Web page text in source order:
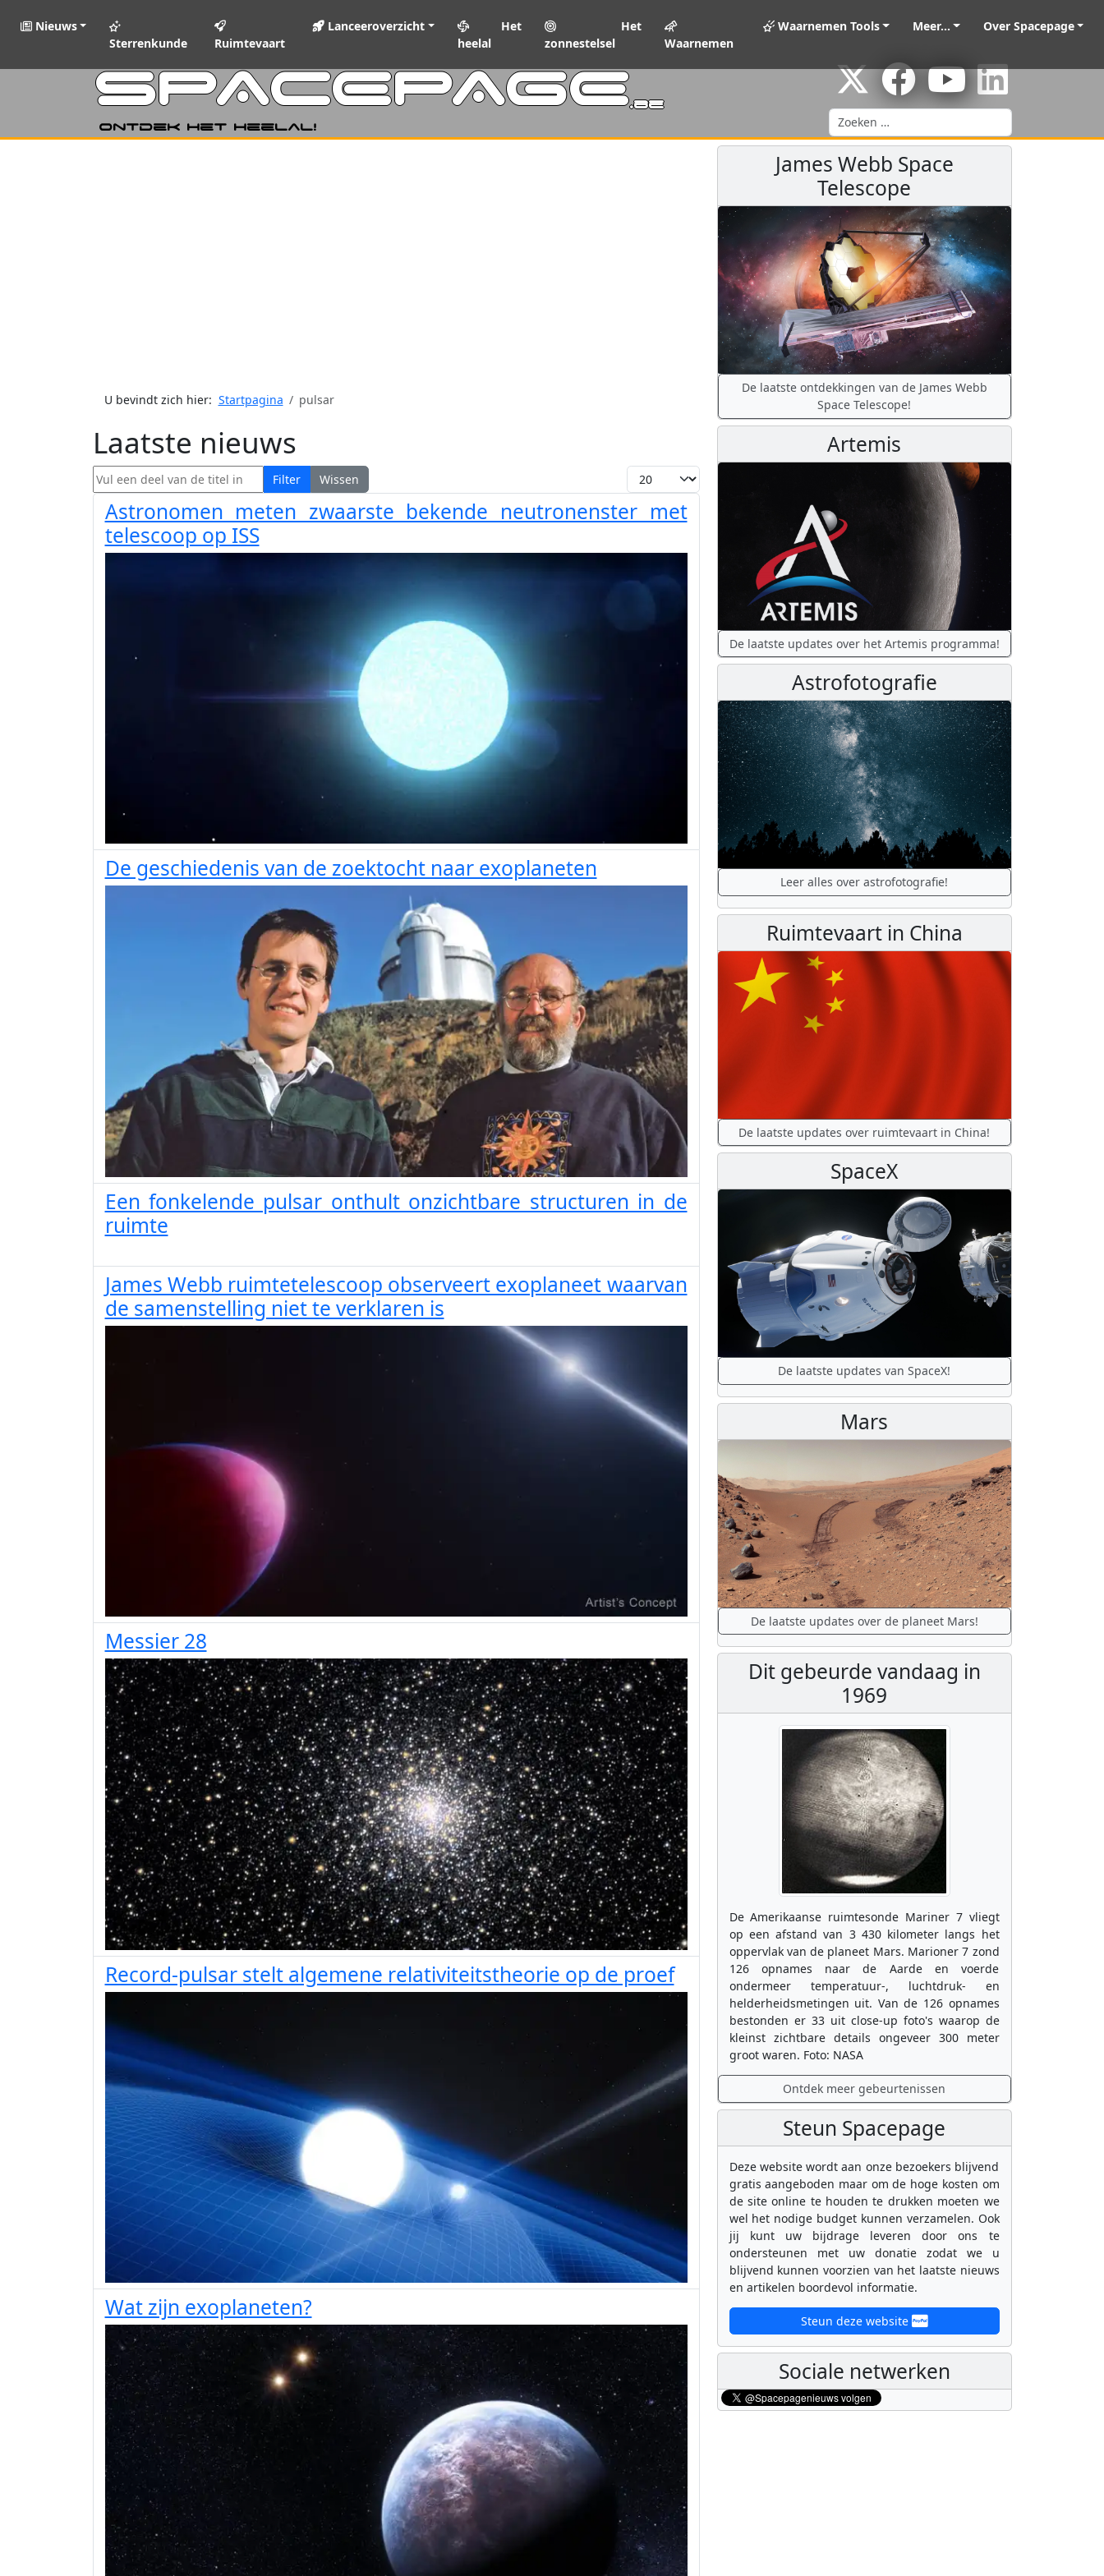
Nieuws
Sterrenkunde
Ruimtevaart
Lanceeroverzicht
Het
heelal
Het
zonnestelsel
Waarnemen
Waarnemen Tools Meer... Over Spacepage
SPACEPAGE.be
Ontdek het heelal!
Zoeken
U bevindt zich hier: Startpagina pulsar
Laatste nieuws
Vul een deel van de titel in Filter Wissen Toon #
Astronomen meten zwaarste bekende neutronenster met
telescoop op ISS
De geschiedenis van de zoektocht naar exoplaneten
Een fonkelende pulsar onthult onzichtbare structuren in de
ruimte
James Webb ruimtetelescoop observeert exoplaneet waarvan
de samenstelling niet te verklaren is
Messier 28
Record-pulsar stelt algemene relativiteitstheorie op de proef
Wat zijn exoplaneten?
James Webb Space
Telescope
De laatste ontdekkingen van de James Webb
Space Telescope!
Artemis
De laatste updates over het Artemis programma!
Astrofotografie
Leer alles over astrofotografie!
Ruimtevaart in China
De laatste updates over ruimtevaart in China!
SpaceX
De laatste updates van SpaceX!
Mars
De laatste updates over de planeet Mars!
Dit gebeurde vandaag in
1969
De Amerikaanse ruimtesonde Mariner 7 vliegt
op een afstand van 3 430 kilometer langs het
oppervlak van de planeet Mars. Marioner 7 zond
126 opnames naar de Aarde en voerde
ondermeer temperatuur-, luchtdruk- en
helderheidsmetingen uit. Van de 126 opnames
bestonden er 33 uit close-up foto's waarop de
kleinst zichtbare details ongeveer 300 meter
groot waren. Foto: NASA
Ontdek meer gebeurtenissen
Steun Spacepage
Deze website wordt aan onze bezoekers blijvend
gratis aangeboden maar om de hoge kosten om
de site online te houden te drukken moeten we
wel het nodige budget kunnen verzamelen. Ook
jij kunt uw bijdrage leveren door ons te
ondersteunen met uw donatie zodat we u
blijvend kunnen voorzien van het laatste nieuws
en artikelen boordevol informatie.
Steun deze website
Sociale netwerken